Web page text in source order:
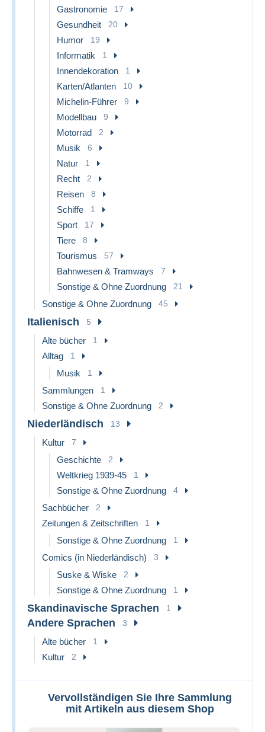
Gastronomie 17
Gesundheit 20
Humor 19
Informatik 1
Innendekoration 1
Karten/Atlanten 10
Michelin-Führer 9
Modellbau 9
Motorrad 2
Musik 6
Natur 1
Recht 2
Reisen 8
Schiffe 1
Sport 17
Tiere 8
Tourismus 57
Bahnwesen & Tramways 7
Sonstige & Ohne Zuordnung 21
Sonstige & Ohne Zuordnung 45
Italienisch 5
Alte bücher 1
Alltag 1
Musik 1
Sammlungen 1
Sonstige & Ohne Zuordnung 2
Niederländisch 13
Kultur 7
Geschichte 2
Weltkrieg 1939-45 1
Sonstige & Ohne Zuordnung 4
Sachbücher 2
Zeitungen & Zeitschriften 1
Sonstige & Ohne Zuordnung 1
Comics (in Niederländisch) 3
Suske & Wiske 2
Sonstige & Ohne Zuordnung 1
Skandinavische Sprachen 1
Andere Sprachen 3
Alte bücher 1
Kultur 2
Vervollständigen Sie Ihre Sammlung
mit Artikeln aus diesem Shop